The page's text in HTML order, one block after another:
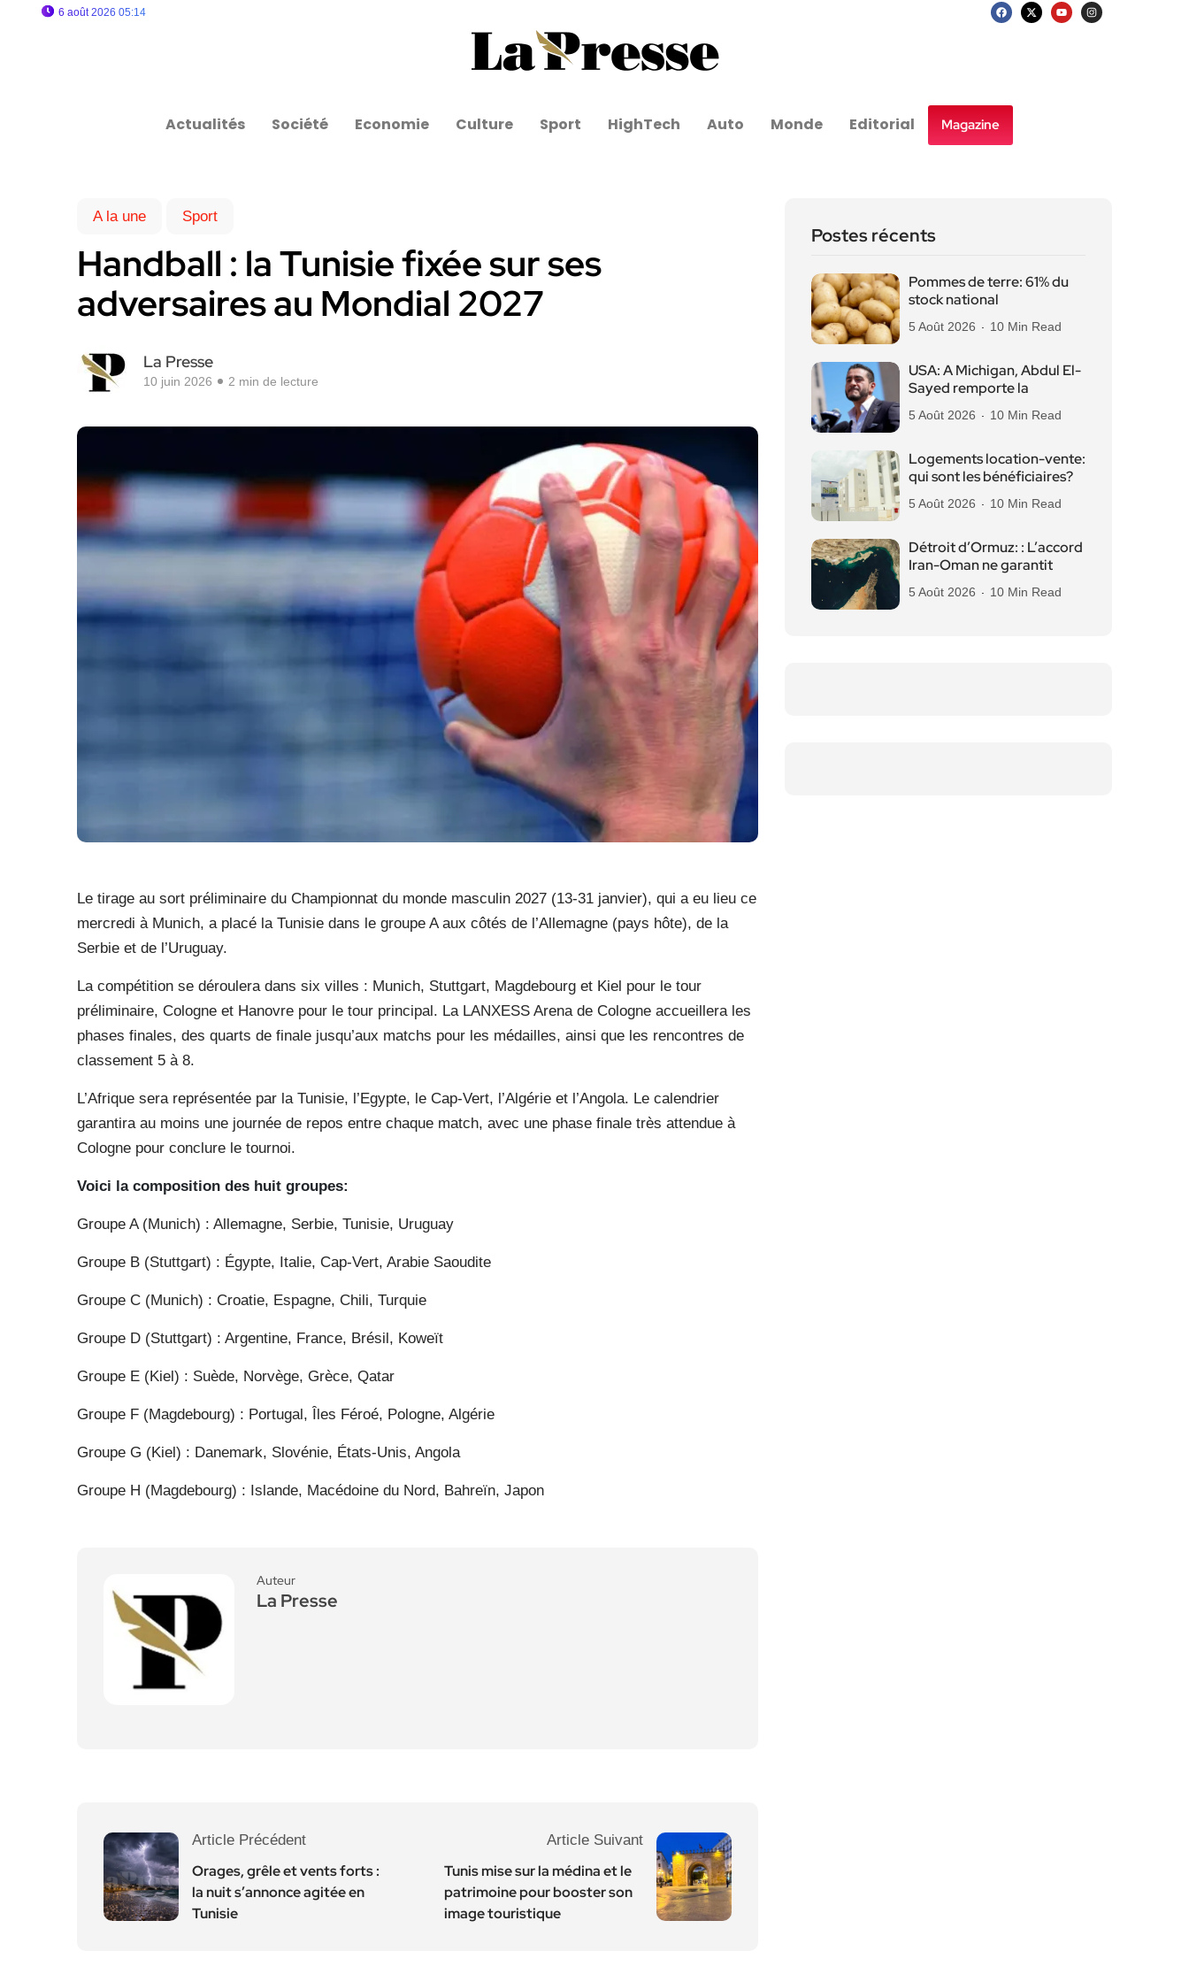
6 août 2026 05:14
Actualités Société Economie Culture Sport HighTech Auto Monde Editorial Magazine
A la une Sport
Handball : la Tunisie fixée sur ses
adversaires au Mondial 2027
La Presse
10 juin 2026 2 min de lecture
Le tirage au sort préliminaire du Championnat du monde masculin 2027 (13-31 janvier), qui a eu lieu ce
mercredi à Munich, a placé la Tunisie dans le groupe A aux côtés de l’Allemagne (pays hôte), de la
Serbie et de l’Uruguay.
La compétition se déroulera dans six villes : Munich, Stuttgart, Magdebourg et Kiel pour le tour
préliminaire, Cologne et Hanovre pour le tour principal. La LANXESS Arena de Cologne accueillera les
phases finales, des quarts de finale jusqu’aux matchs pour les médailles, ainsi que les rencontres de
classement 5 à 8.
L’Afrique sera représentée par la Tunisie, l’Egypte, le Cap-Vert, l’Algérie et l’Angola. Le calendrier
garantira au moins une journée de repos entre chaque match, avec une phase finale très attendue à
Cologne pour conclure le tournoi.
Voici la composition des huit groupes:
Groupe A (Munich) : Allemagne, Serbie, Tunisie, Uruguay
Groupe B (Stuttgart) : Égypte, Italie, Cap-Vert, Arabie Saoudite
Groupe C (Munich) : Croatie, Espagne, Chili, Turquie
Groupe D (Stuttgart) : Argentine, France, Brésil, Koweït
Groupe E (Kiel) : Suède, Norvège, Grèce, Qatar
Groupe F (Magdebourg) : Portugal, Îles Féroé, Pologne, Algérie
Groupe G (Kiel) : Danemark, Slovénie, États-Unis, Angola
Groupe H (Magdebourg) : Islande, Macédoine du Nord, Bahreïn, Japon
Auteur
La Presse
Article Précédent
Orages, grêle et vents forts :
la nuit s’annonce agitée en
Tunisie
Article Suivant
Tunis mise sur la médina et le
patrimoine pour booster son
image touristique
Postes récents
Pommes de terre: 61% du
stock national
5 Août 2026 10 Min Read
USA: A Michigan, Abdul El-
Sayed remporte la
5 Août 2026 10 Min Read
Logements location-vente:
qui sont les bénéficiaires?
5 Août 2026 10 Min Read
Détroit d’Ormuz: : L’accord
Iran-Oman ne garantit
5 Août 2026 10 Min Read